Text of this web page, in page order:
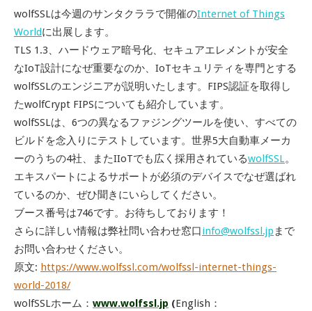
wolfSSLは今週のサンタクララで開催のInternet of Things
Worldに出展します。
TLS 1.3、ハードウェア暗号化、セキュアエレメントが安全
なIoT設計になぜ重要なのか、IoTセキュリティを専門とする
wolfSSLのエンジニアが説明いたします。FIPS認証を取得し
たwolfCrypt FIPSについても紹介しています。
wolfSSLは、6つの異なるファジングツールを使い、すべての
ビルドを念入りにテストしています。世界5大自動車メーカ
ーのうちの4社、またIIoTでも広く採用されているwolfSSL。
エキスパートによるサポートが必須のデバイスでなぜ選ばれ
ているのか、ぜひ聞きにいらしてください。
ブース番号は746です。お待ちしております！
さらに詳しい情報は弊社問い合わせ窓口info@wolfssl.jp まで
お問い合わせください。
原文: https://www.wolfssl.com/wolfssl-internet-things-
world-2018/
wolfSSLホーム： www.wolfssl.jp (English：